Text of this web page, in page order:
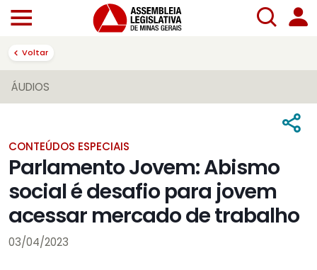
Voltar
ÁUDIOS
CONTEÚDOS ESPECIAIS
Parlamento Jovem: Abismo
social é desafio para jovem
acessar mercado de trabalho
03/04/2023